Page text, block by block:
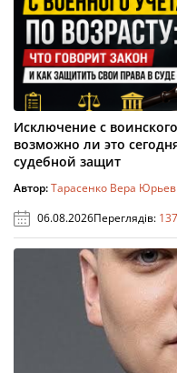
Исключение с
возможно ли это
судебной защит
Автор:Тарасенко Вера
06.08.2026Переглядів: 137